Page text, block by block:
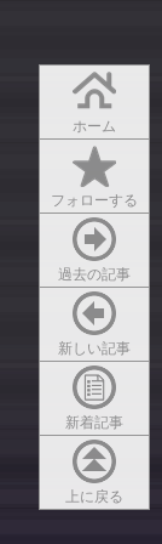
ホーム
フォローする
過去の記事
新しい記事
新着記事
上に戻る